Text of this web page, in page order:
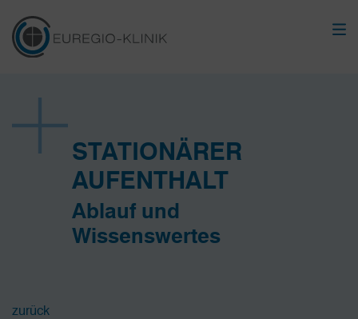
STATIONÄRER
AUFENTHALT
Ablauf und
Wissenswertes
zurück